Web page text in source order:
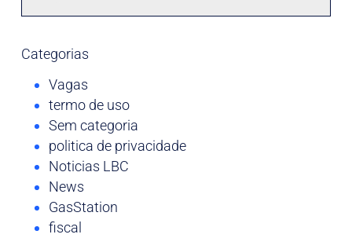
Categorias
Vagas
termo de uso
Sem categoria
politica de privacidade
Noticias LBC
News
GasStation
fiscal